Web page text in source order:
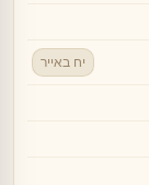
יח באייר